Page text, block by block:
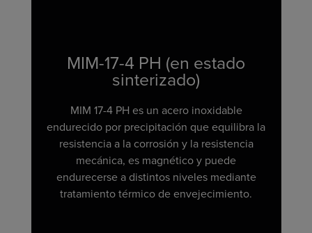
MIM-17-4 PH (en estado
sinterizado)
MIM 17-4 PH es un acero inoxidable
endurecido por precipitación que equilibra la
resistencia a la corrosión y la resistencia
mecánica, es magnético y puede
endurecerse a distintos niveles mediante
tratamiento térmico de envejecimiento.